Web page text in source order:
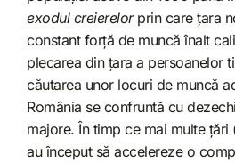
exodul creierelorprin care țara
constant forță de muncă înalt
plecarea din țara a persoanelor
căutarea unor locuri de muncă
România se confruntă cu
majore. În timp ce mai multe țări
au început să accelereze o